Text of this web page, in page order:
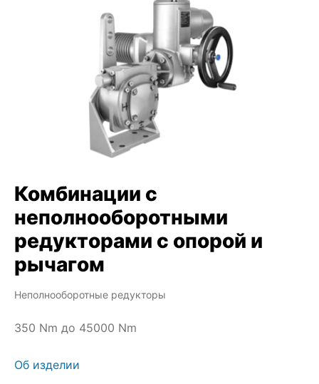
Комбинации с
неполнооборотными
редукторами с опорой и
рычагом
Неполнооборотные редукторы
350 Nm до 45000 Nm
Об изделии